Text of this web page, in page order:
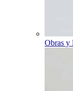
Obras y